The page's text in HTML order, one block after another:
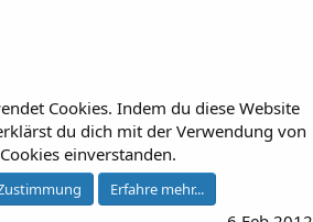
Cookies. Indem du diese Website
du dich mit der Verwendung von
Cookies einverstanden.
Erfahre mehr...